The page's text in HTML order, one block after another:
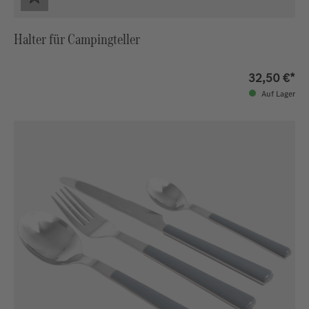
Halter für Campingteller
32,50 €*
Auf Lager